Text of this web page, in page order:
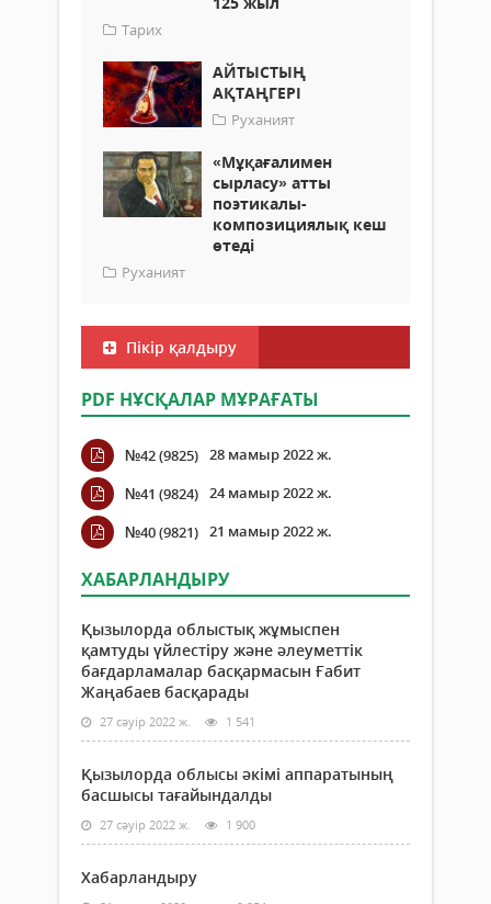
Тарих
АЙТЫСТЫҢ
АҚТАҢГЕРІ
Руханият
«Мұқағалимен
сырласу» атты
поэтикалы-
композициялық кеш
өтеді
Руханият
Пікір қалдыру
PDF НҰСҚАЛАР МҰРАҒАТЫ
№42 (9825) 28 мамыр 2022 ж.
№41 (9824) 24 мамыр 2022 ж.
№40 (9821) 21 мамыр 2022 ж.
ХАБАРЛАНДЫРУ
Қызылорда облыстық жұмыспен
қамтуды үйлестіру және әлеуметтік
бағдарламалар басқармасын Ғабит
Жаңабаев басқарады
27 сәуір 2022 ж. 1 541
Қызылорда облысы әкімі аппаратының
басшысы тағайындалды
27 сәуір 2022 ж. 1 900
Хабарландыру